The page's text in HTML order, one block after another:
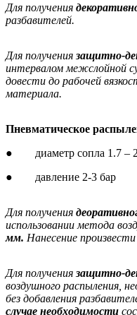
Для получения
разбавителей.
Для получения защитно-
интервалом межслойной
довести до рабочей
материала.
Пневматическое
● диаметр сопла 1.7 –
● давление 2-3 бар
Для получения
использовании метода
мм. Нанесение
Для получения защитно-
воздушного распыления,
без добавления
случае необходимости